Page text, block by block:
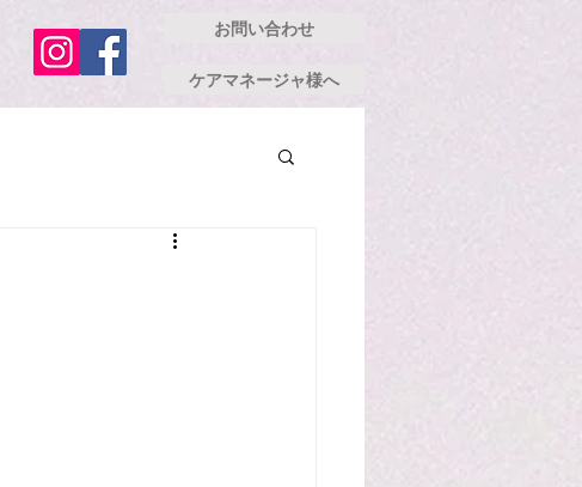
お問い合わせ
ケアマネージャ様へ